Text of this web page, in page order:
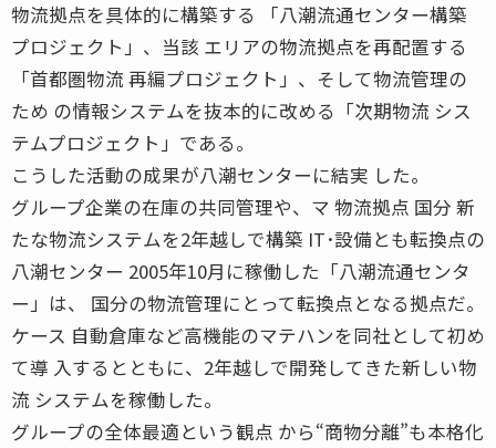
物流拠点を具体的に構築する 「八潮流通センター構築
プロジェクト」、当該 エリアの物流拠点を再配置する
「首都圏物流 再編プロジェクト」、そして物流管理の
ため の情報システムを抜本的に改める「次期物流 シス
テムプロジェクト」である。
こうした活動の成果が八潮センターに結実 した。
グループ企業の在庫の共同管理や、マ 物流拠点 国分 新
たな物流システムを2年越しで構築 IT･設備とも転換点の
八潮センター 2005年10月に稼働した「八潮流通センタ
ー」は、 国分の物流管理にとって転換点となる拠点だ。
ケース 自動倉庫など高機能のマテハンを同社として初め
て導 入するとともに、2年越しで開発してきた新しい物
流 システムを稼働した。
グループの全体最適という観点 から“商物分離”も本格化